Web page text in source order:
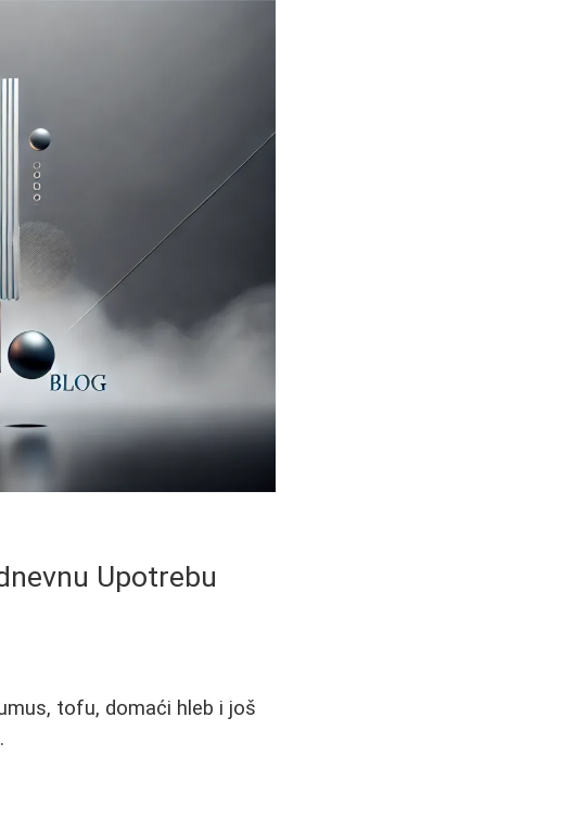
Upotrebu
tofu, domaći hleb i još